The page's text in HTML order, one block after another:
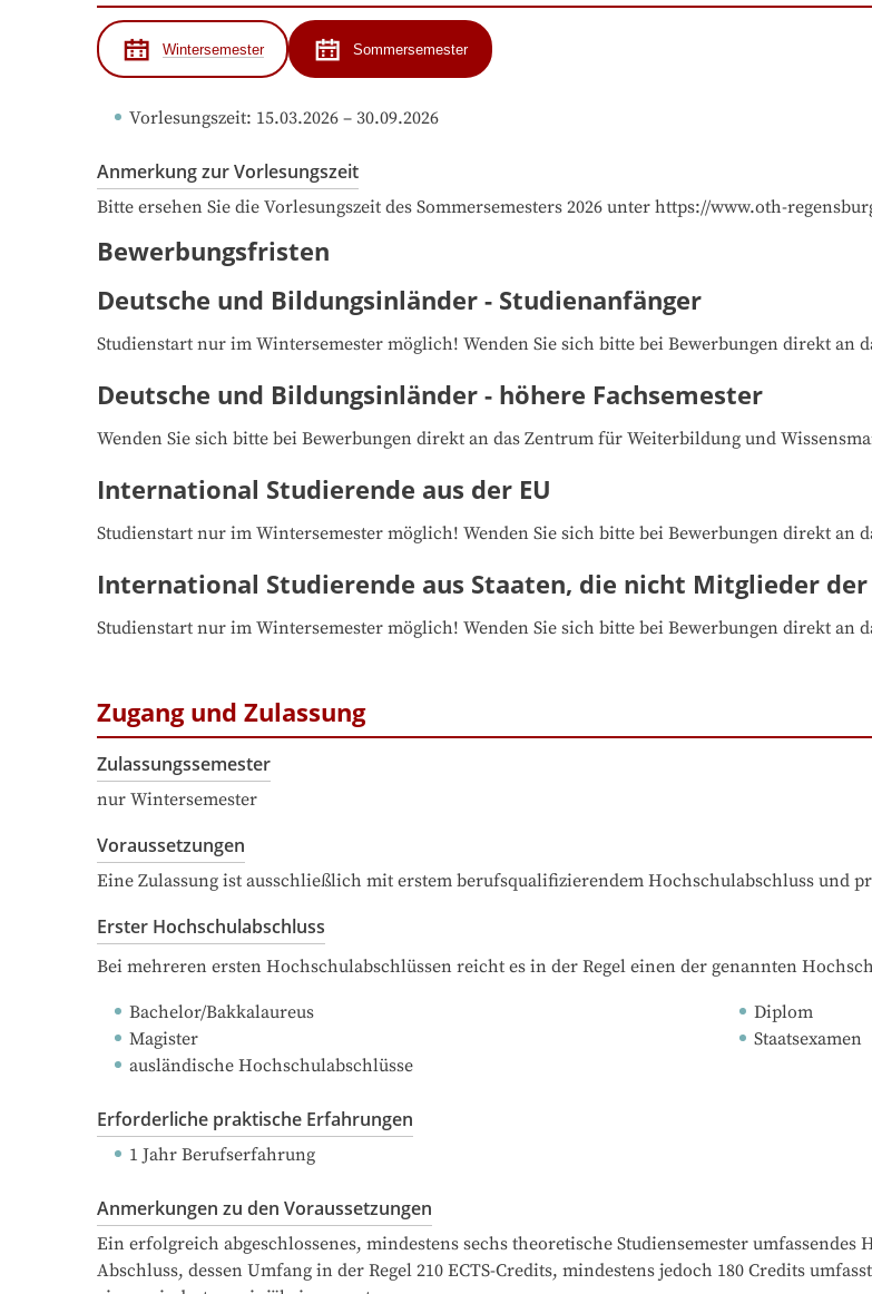
Wintersemester Sommersemester
Vorlesungszeit: 15.03.2026 – 30.09.2026
Anmerkung zur Vorlesungszeit
Bitte ersehen Sie die Vorlesungszeit des Sommersemesters 2026 unter https://www.oth-
Bewerbungsfristen
Deutsche und Bildungsinländer - Studienanfänger
Studienstart nur im Wintersemester möglich! Wenden Sie sich bitte bei Bewerbungen direkt an
Deutsche und Bildungsinländer - höhere Fachsemester
Wenden Sie sich bitte bei Bewerbungen direkt an das Zentrum für Weiterbildung und
International Studierende aus der EU
Studienstart nur im Wintersemester möglich! Wenden Sie sich bitte bei Bewerbungen direkt an
International Studierende aus Staaten, die nicht Mitglieder der
Studienstart nur im Wintersemester möglich! Wenden Sie sich bitte bei Bewerbungen direkt an
Zugang und Zulassung
Zulassungssemester
nur Wintersemester
Voraussetzungen
Eine Zulassung ist ausschließlich mit erstem berufsqualifizierendem Hochschulabschluss und
Erster Hochschulabschluss
Bei mehreren ersten Hochschulabschlüssen reicht es in der Regel einen der genannten
Bachelor/Bakkalaureus
Diplom
Magister
Staatsexamen
ausländische Hochschulabschlüsse
Erforderliche praktische Erfahrungen
1 Jahr Berufserfahrung
Anmerkungen zu den Voraussetzungen
Ein erfolgreich abgeschlossenes, mindestens sechs theoretische Studiensemester
Abschluss, dessen Umfang in der Regel 210 ECTS-Credits, mindestens jedoch 180 Credits